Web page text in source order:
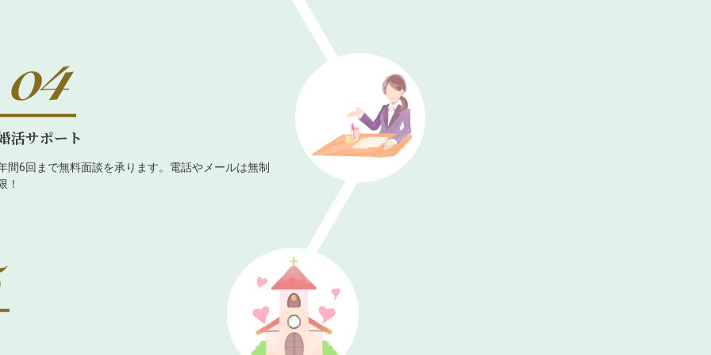
活サポート
間6回まで無料面談を承ります。電話やメールは無制
！